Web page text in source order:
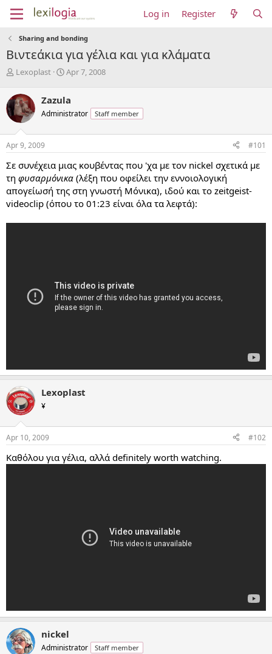
Log in Register
Sharing and bonding
Βιντεάκια για γέλια και για κλάματα
T
r
e
a
d
s
t
r
e
r
Lexoplast
S
r
t
a
Apr 7, 2008
Zazula
Administrator Staff member
Apr 9, 2009 #101
Σε συνέχεια μιας κουβέντας που 'χα με τον nickel σχετικά με
τη φυσαρμόνικα (λέξη που οφείλει την εννοιολογική
απογείωσή της στη γνωστή Μόνικα), ιδού και το zeitgeist-
videoclip (όπου το 01:23 είναι όλα τα λεφτά):
Lexoplast
¥
Apr 10, 2009 #102
Καθόλου για γέλια, αλλά definitely worth watching.
nickel
Administrator Staff member